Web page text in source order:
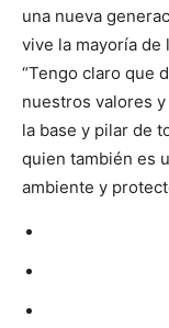
una nueva
vive la mayoría de
“Tengo claro que
nuestros valores
la base y pilar de
quien también es
ambiente y